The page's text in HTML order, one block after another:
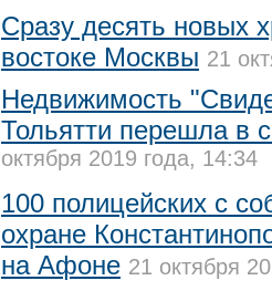
Сразу десять новых
востоке Москвы 21
Недвижимость
Тольятти перешла в
октября 2019 года, 14:34
100 полицейских с
охране
на Афоне 21 октября